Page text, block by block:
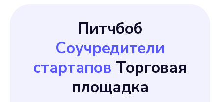
Питчбоб
Соучредители
стартапов Торговая
площадка